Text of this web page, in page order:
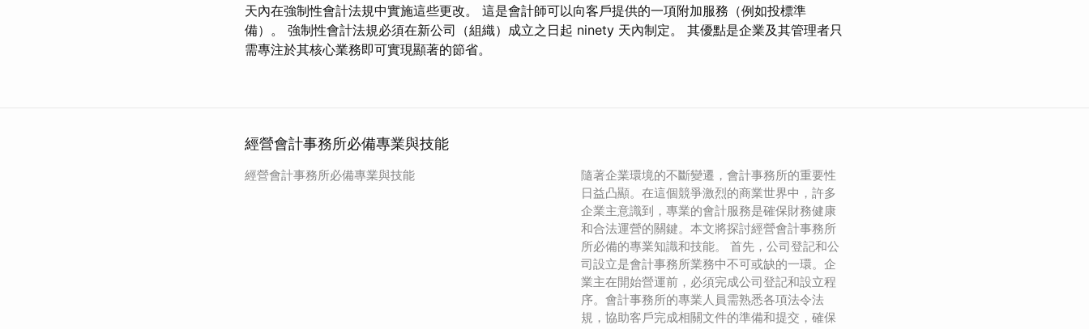
天內在強制性會計法規中實施這些更改。 這是會計師可以向客戶提供的一項附加服務（例如投標準
備）。 強制性會計法規必須在新公司（組織）成立之日起 ninety 天內制定。 其優點是企業及其管理者只
需專注於其核心業務即可實現顯著的節省。
經營會計事務所必備專業與技能
經營會計事務所必備專業與技能
隨著企業環境的不斷變遷，會計事務所的重要性
日益凸顯。在這個競爭激烈的商業世界中，許多
企業主意識到，專業的會計服務是確保財務健康
和合法運營的關鍵。本文將探討經營會計事務所
所必備的專業知識和技能。 首先，公司登記和公
司設立是會計事務所業務中不可或缺的一環。企
業主在開始營運前，必須完成公司登記和設立程
序。會計事務所的專業人員需熟悉各項法令法
規，協助客戶完成相關文件的準備和提交，確保